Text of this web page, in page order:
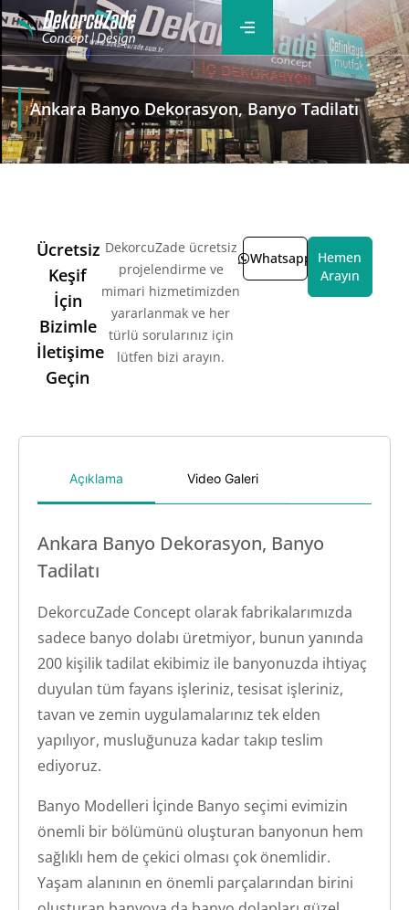
Ankara Banyo Dekorasyon, Banyo Tadilatı
Ücretsiz
Keşif
İçin
Bizimle
İletişime
Geçin
DekorcuZade ücretsiz
projelendirme ve
mimari hizmetimizden
yararlanmak ve her
türlü sorularınız için
lütfen bizi arayın.
Whatsapp
Hemen
Arayın
Açıklama Video Galeri
Ankara Banyo Dekorasyon, Banyo
Tadilatı
DekorcuZade Concept olarak fabrikalarımızda
sadece banyo dolabı üretmiyor, bunun yanında
200 kişilik tadilat ekibimiz ile banyonuzda ihtiyaç
duyulan tüm fayans işleriniz, tesisat işleriniz,
tavan ve zemin uygulamalarınız tek elden
yapılıyor, musluğunuza kadar takıp teslim
ediyoruz.
Banyo Modelleri İçinde Banyo seçimi evimizin
önemli bir bölümünü oluşturan banyonun hem
sağlıklı hem de çekici olması çok önemlidir.
Yaşam alanının en önemli parçalarından birini